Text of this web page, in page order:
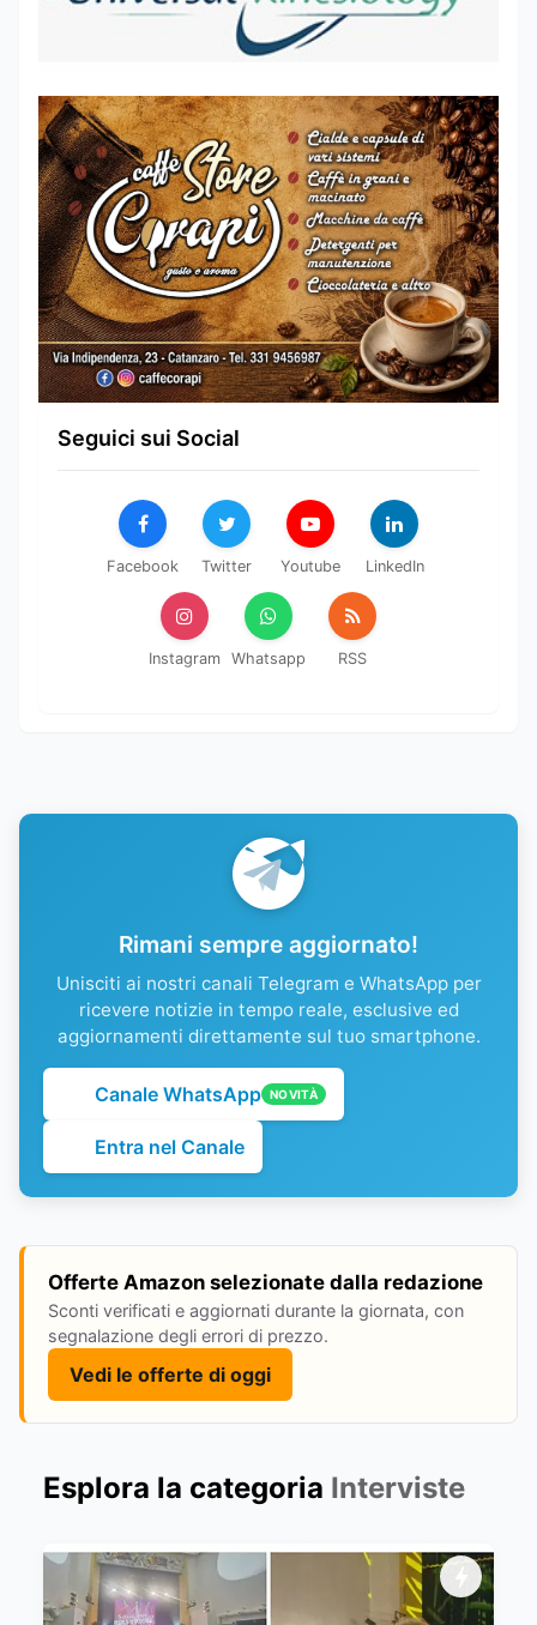
Seguici sui Social
Facebook Twitter Youtube LinkedIn
Instagram Whatsapp RSS
Rimani sempre aggiornato!
Unisciti ai nostri canali Telegram e WhatsApp per
ricevere notizie in tempo reale, esclusive ed
aggiornamenti direttamente sul tuo smartphone.
Canale WhatsApp NOVITÀ
Entra nel Canale
Offerte Amazon selezionate dalla redazione
Sconti verificati e aggiornati durante la giornata, con
segnalazione degli errori di prezzo.
Vedi le offerte di oggi
Esplora la categoria Interviste